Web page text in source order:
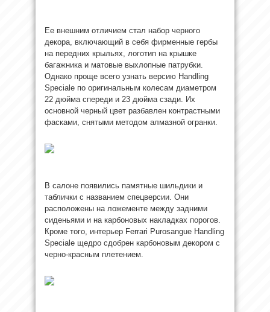
Ее внешним отличием стал набор черного
декора, включающий в себя фирменные гербы
на передних крыльях, логотип на крышке
багажника и матовые выхлопные патрубки.
Однако проще всего узнать версию Handling
Speciale по оригинальным колесам диаметром
22 дюйма спереди и 23 дюйма сзади. Их
основной черный цвет разбавлен контрастными
фасками, снятыми методом алмазной огранки.
В салоне появились памятные шильдики и
таблички с названием спецверсии. Они
расположены на ложементе между задними
сиденьями и на карбоновых накладках порогов.
Кроме того, интерьер Ferrari Purosangue Handling
Speciale щедро сдобрен карбоновым декором с
черно-красным плетением.